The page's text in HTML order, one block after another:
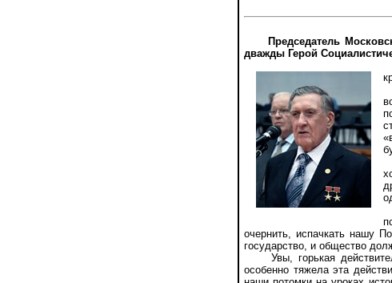
Председатель
дважды Герой
очернить, испачкать нашу
государство, и общество
Увы, горькая
особенно тяжела эта